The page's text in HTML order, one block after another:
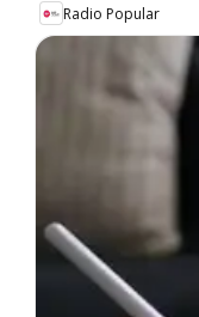
Radio Popular